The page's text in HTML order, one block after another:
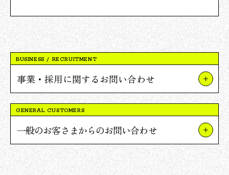
BUSINESS / RECRUITMENT
事業・採用に関するお問い合わせ
事業やプロジェクトについて
報道関連・ご取材等について
GENERAL CUSTOMERS
一般のお客さまからのお問い合わせ
TSUTAYAについて
蔦屋書店について